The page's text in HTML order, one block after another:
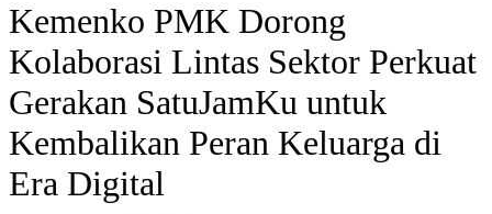
Kemenko PMK Dorong
Kolaborasi Lintas Sektor Perkuat
Gerakan SatuJamKu untuk
Kembalikan Peran Keluarga di
Era Digital